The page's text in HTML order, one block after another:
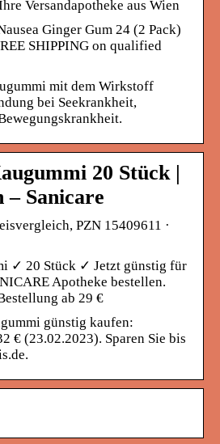
Versandapotheke aus Wien
Ginger Gum 24 (2 Pack)
SHIPPING on qualified
mit dem Wirkstoff
bei Seekrankheit,
20 Stück |
– Sanicare
PZN 15409611 ·
✓ 20 Stück ✓ Jetzt günstig für
Apotheke bestellen.
ab 29 €
günstig kaufen:
€ (23.02.2023). Sparen Sie bis